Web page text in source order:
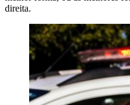
direita.